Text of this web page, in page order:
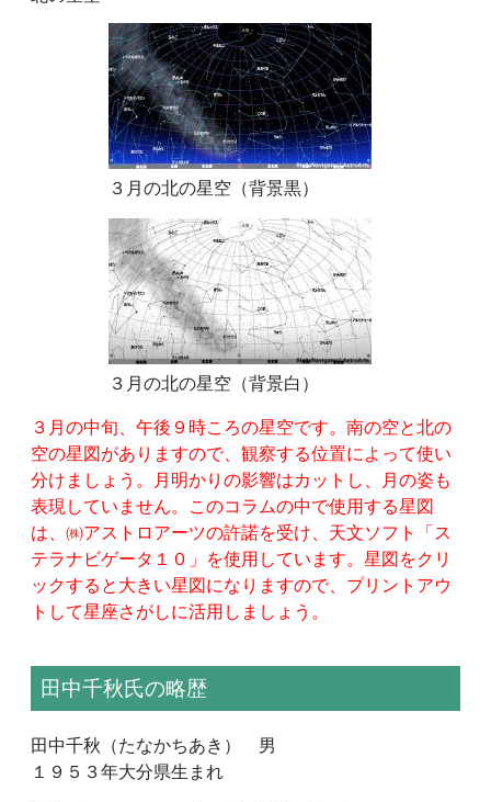
３月の北の星空（背景黒）
３月の北の星空（背景白）
３月の中旬、午後９時ころの星空です。南の空と北の
空の星図がありますので、観察する位置によって使い
分けましょう。月明かりの影響はカットし、月の姿も
表現していません。このコラムの中で使用する星図
は、㈱アストロアーツの許諾を受け、天文ソフト「ス
テラナビゲータ１０」を使用しています。星図をクリ
ックすると大きい星図になりますので、プリントアウ
トして星座さがしに活用しましょう。
田中千秋氏の略歴
田中千秋（たなかちあき） 男
１９５３年大分県生まれ